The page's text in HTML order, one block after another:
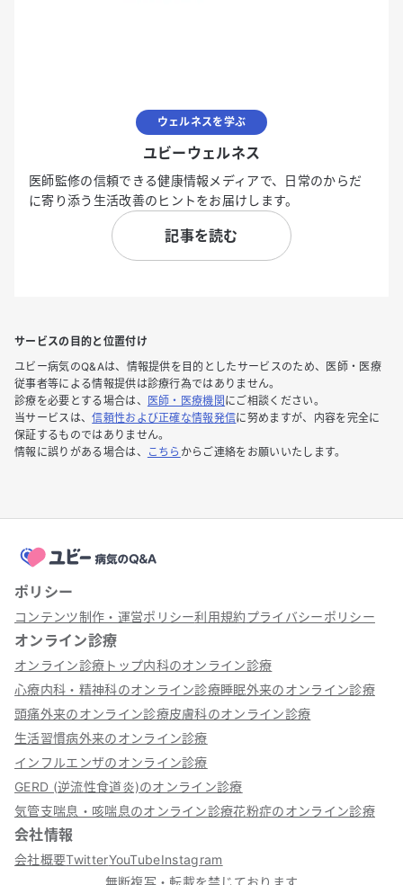
ウェルネスを学ぶ
ユビーウェルネス
医師監修の信頼できる健康情報メディアで、日常のからだ
に寄り添う生活改善のヒントをお届けします。
記事を読む
サービスの目的と位置付け
ユビー病気のQ&Aは、情報提供を目的としたサービスのため、医師・医療
従事者等による情報提供は診療行為ではありません。
診療を必要とする場合は、
医師・医療機関 にご相談ください。
当サービスは、信頼性および正確な情報発信に努めますが、内容を完全に
保証するものではありません。
情報に誤りがある場合は、
こちら からご連絡をお願いいたします。
ポリシー
コンテンツ制作・運営ポリシー利用規約プライバシーポリシー
オンライン診療
オンライン診療トップ内科のオンライン診療
心療内科・精神科のオンライン診療睡眠外来のオンライン診療
頭痛外来のオンライン診療皮膚科のオンライン診療
生活習慣病外来のオンライン診療
インフルエンザのオンライン診療
GERD (逆流性食道炎)のオンライン診療
気管支喘息・咳喘息のオンライン診療花粉症のオンライン診療
会社情報
会社概要TwitterYouTubeInstagram
無断複写・転載を禁じております